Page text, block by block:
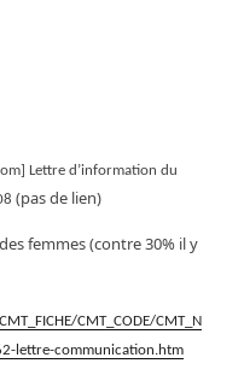
Lettre d’information du
‏ (pas de lien)
femmes (contre 30% il y
CMT_CODE/CMT_N
lettre-communication.htm